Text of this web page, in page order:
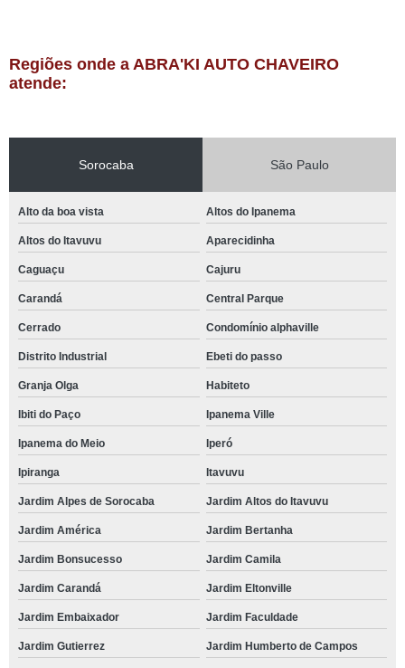
Regiões onde a ABRA'KI AUTO CHAVEIRO
atende:
Sorocaba São Paulo
Alto da boa vista Altos do Ipanema
Altos do Itavuvu Aparecidinha
Caguaçu Cajuru
Carandá Central Parque
Cerrado Condomínio alphaville
Distrito Industrial Ebeti do passo
Granja Olga Habiteto
Ibiti do Paço Ipanema Ville
Ipanema do Meio Iperó
Ipiranga Itavuvu
Jardim Alpes de Sorocaba Jardim Altos do Itavuvu
Jardim América Jardim Bertanha
Jardim Bonsucesso Jardim Camila
Jardim Carandá Jardim Eltonville
Jardim Embaixador Jardim Faculdade
Jardim Gutierrez Jardim Humberto de Campos